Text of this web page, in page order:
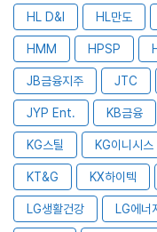
HL D&I HL만도
HMM HPSP
JB금융지주 JTC
JYP Ent. KB금융
KG스틸 KG이니시스
KT&G KX하이텍
LG생활건강 LG에너